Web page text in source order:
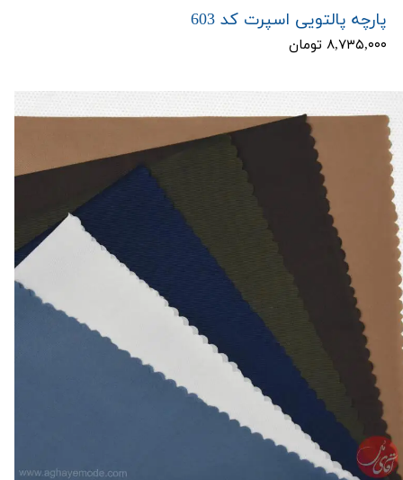
پارچه پالتویی اسپرت کد 603
۸,۷۳۵,۰۰۰ تومان